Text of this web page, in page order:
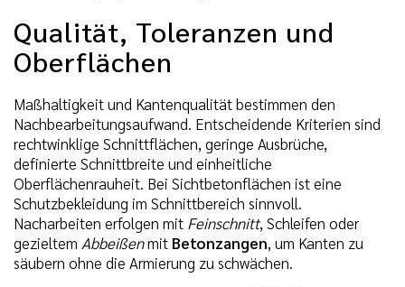
Qualität, Toleranzen und
Oberflächen
Maßhaltigkeit und Kantenqualität bestimmen den
Nachbearbeitungsaufwand. Entscheidende Kriterien sind
rechtwinklige Schnittflächen, geringe Ausbrüche,
definierte Schnittbreite und einheitliche
Oberflächenrauheit. Bei Sichtbetonflächen ist eine
Schutzbekleidung im Schnittbereich sinnvoll.
Nacharbeiten erfolgen mit Feinschnitt, Schleifen oder
gezieltem Abbeißenmit Betonzangen, um Kanten zu
säubern ohne die Armierung zu schwächen.